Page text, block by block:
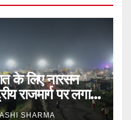
के लिए नारसन
राजमार्ग पर लगाई
SHARMA